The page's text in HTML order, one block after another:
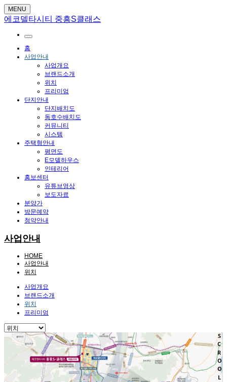
MENU
에코델타시티 중흥S클래스
홈
사업안내
사업개요
브랜드소개
위치
프리미엄
단지안내
단지배치도
동호수배치도
커뮤니티
시스템
주택형안내
평면도
E모델하우스
인테리어
홍보센터
유튜브영상
보도자료
분양가
방문예약
청약안내
사업안내
HOME
사업안내
위치
사업개요
브랜드소개
위치
프리미엄
SCROOL